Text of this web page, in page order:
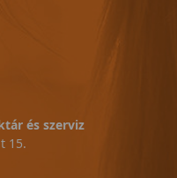
és szerviz
15.